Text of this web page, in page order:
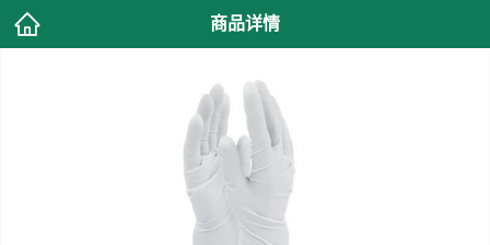
商品详情